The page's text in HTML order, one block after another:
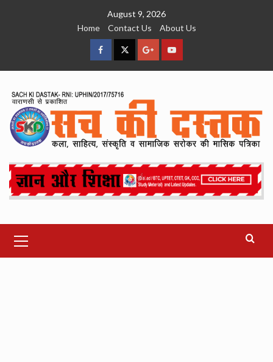
August 9, 2026
Home
Contact Us About Us
facebookTwitterGoogleYouTube
Menu